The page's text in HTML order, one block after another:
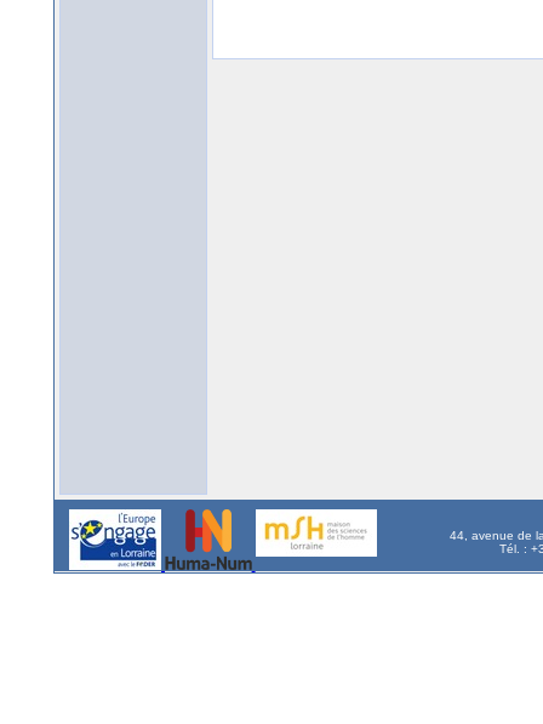
44, avenue de
Tél. :